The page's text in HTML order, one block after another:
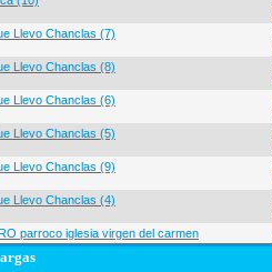
Llevo Chanclas (7)
Llevo Chanclas (8)
Llevo Chanclas (6)
Llevo Chanclas (5)
Llevo Chanclas (9)
Llevo Chanclas (4)
parroco iglesia virgen del carmen